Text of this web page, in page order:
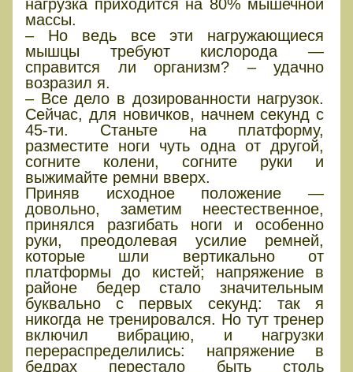
нагрузка приходится на 80% мышечной
массы.
‒ Но ведь все эти нагружающиеся
мышцы требуют кислорода —
справится ли организм? – удачно
возразил я.
– Все дело в дозированности нагрузок.
Сейчас, для новичков, начнем секунд с
45-ти. Станьте на платформу,
разместите ноги чуть одна от другой,
согните колени, согните руки и
выжимайте ремни вверх.
Приняв исходное положение —
довольно, заметим неестественное,
принялся разгибать ноги и особенно
руки, преодолевая усилие ремней,
которые шли вертикально от
платформы до кистей; напряжение в
районе бедер стало значительным
буквально с первых секунд: так я
никогда не тренировался. Но тут тренер
включил вибрацию, и нагрузки
перераспределились: напряжение в
бедрах перестало быть столь